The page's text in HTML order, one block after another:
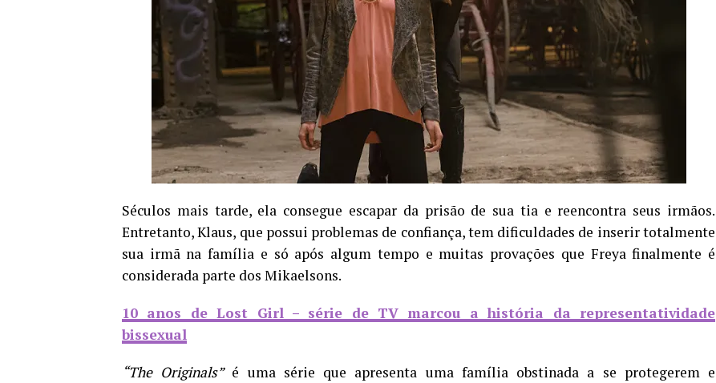
Séculos mais tarde, ela consegue escapar da prisão de sua tia e reencontra seus irmãos.
Entretanto, Klaus, que possui problemas de confiança, tem dificuldades de inserir totalmente
sua irmã na família e só após algum tempo e muitas provações que Freya finalmente é
considerada parte dos Mikaelsons.
10 anos de Lost Girl – série de TV marcou a história da representatividade
bissexual
“The Originals”é uma série que apresenta uma família obstinada a se protegerem e